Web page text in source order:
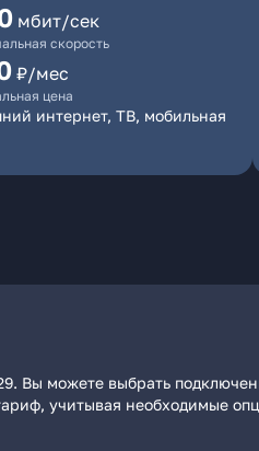
мбит/сек
скорость
₽/мес
цена
интернет, ТВ, мобильная
Вы можете выбрать
учитывая необходимые